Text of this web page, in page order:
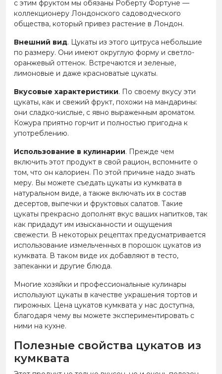
с этим фруктом мы обязаны Роберту Фортуне —
коллекционеру Лондонского садоводческого
общества, который привез растение в Лондон.
Внешний вид. Цукаты из этого цитруса небольшие
по размеру. Они имеют округлую форму и светло-
оранжевый оттенок. Встречаются и зеленые,
лимоновые и даже красноватые цукаты.
Вкусовые характеристики. По своему вкусу эти
цукаты, как и свежий фрукт, похожи на мандарины:
они сладко-кислые, с явно выраженным ароматом.
Кожура приятно горчит и полностью пригодна к
употреблению.
Использование в кулинарии. Прежде чем
включить этот продукт в свой рацион, вспомните о
том, что он калориен. По этой причине надо знать
меру. Вы можете съедать цукаты из кумквата в
натуральном виде, а также включать их в состав
десертов, выпечки и фруктовых салатов. Такие
цукаты прекрасно дополнят вкус ваших напитков, так
как придадут им изысканности и ощущения
свежести. В некоторых рецептах предусматривается
использование измельченных в порошок цукатов из
кумквата. В таком виде их добавляют в тесто,
запеканки и другие блюда.
Многие хозяйки и профессиональные кулинары
используют цукаты в качестве украшения тортов и
пирожных. Цена цукатов кумквата у нас доступна,
благодаря чему вы можете экспериментировать с
ними на кухне.
Полезные свойства цукатов из
кумквата